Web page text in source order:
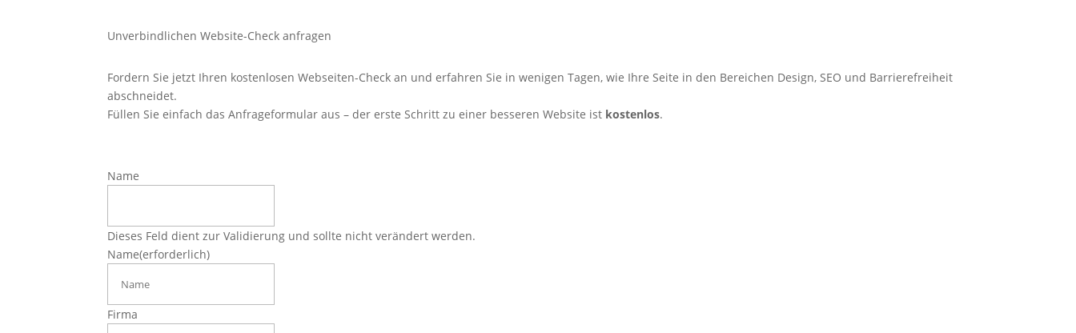
Unverbindlichen Website-Check anfragen
Fordern Sie jetzt Ihren kostenlosen Webseiten-Check an und erfahren Sie in wenigen Tagen, wie Ihre Seite in den Bereichen Design, SEO und Barrierefreiheit
abschneidet.
Füllen Sie einfach das Anfrageformular aus – der erste Schritt zu einer besseren Website ist kostenlos.
Name
Dieses Feld dient zur Validierung und sollte nicht verändert werden.
Name(erforderlich)
Firma